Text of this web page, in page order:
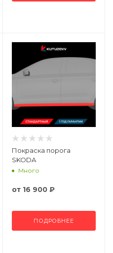
Покраска порога
SKODA
Много
от 16 900 ₽
ПОДРОБНЕЕ